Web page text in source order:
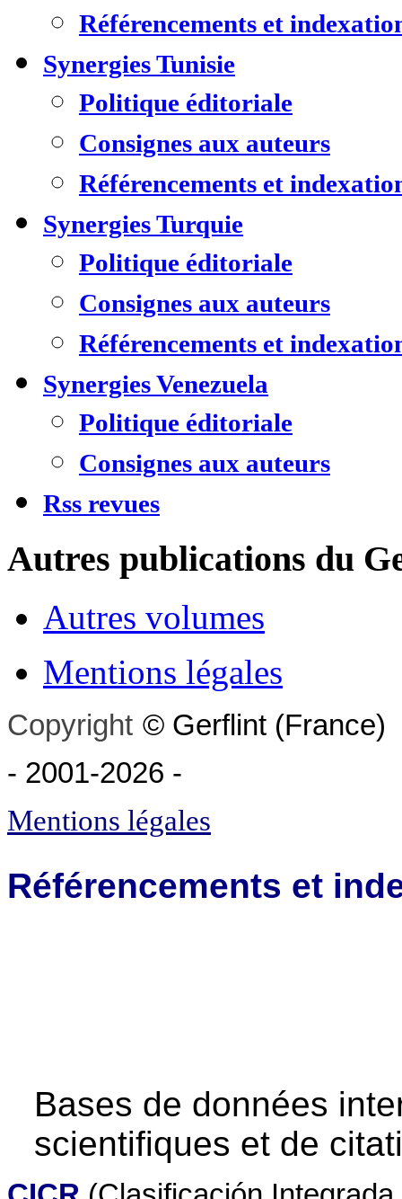
Référencements et
Synergies Tunisie
Politique éditoriale
Consignes aux auteurs
Référencements et
Synergies Turquie
Politique éditoriale
Consignes aux auteurs
Référencements et
Synergies Venezuela
Politique éditoriale
Consignes aux auteurs
Rss revues
Autres publications du
Autres volumes
Mentions légales
Copyright © Gerflint (France)
- 2001-2026 -
Mentions légales
Référencements et
Bases de données
scientifiques et de